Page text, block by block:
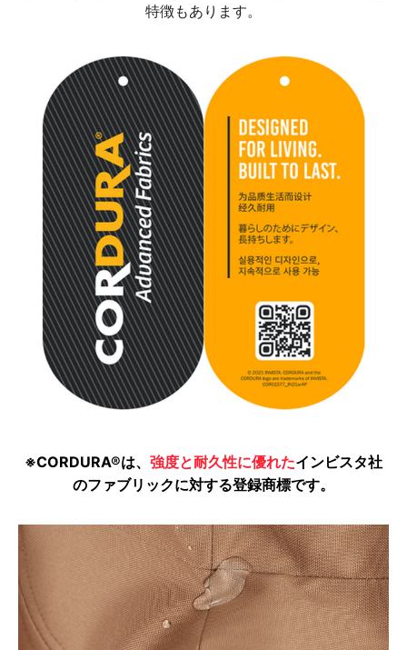
特徴もあります。
※CORDURA®は、 強度と耐久性に優れたインビスタ社
のファブリックに対する登録商標です。